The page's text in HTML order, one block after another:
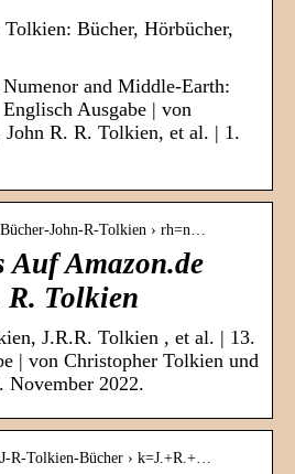
Bücher, Hörbücher,
and Middle-Earth:
Ausgabe | von
R. R. Tolkien, et al. | 1.
John-R-Tolkien › rh=n…
Auf Amazon.de
Tolkien
J.R.R. Tolkien , et al. | 13.
| von Christopher Tolkien und
November 2022.
R-Tolkien-Bücher › k=J.+R.+…